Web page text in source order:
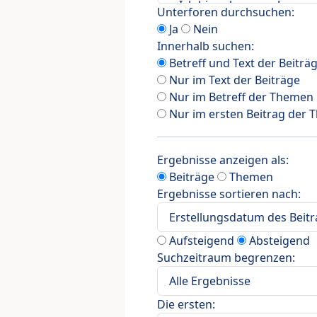
Unterforen durchsuchen:
Ja
Nein
Innerhalb suchen:
Betreff und Text der
Nur im Text der Beiträge
Nur im Betreff der Themen
Nur im ersten Beitrag der
Ergebnisse anzeigen als:
Beiträge
Themen
Ergebnisse sortieren nach:
Aufsteigend
Absteigend
Suchzeitraum begrenzen:
Die ersten: